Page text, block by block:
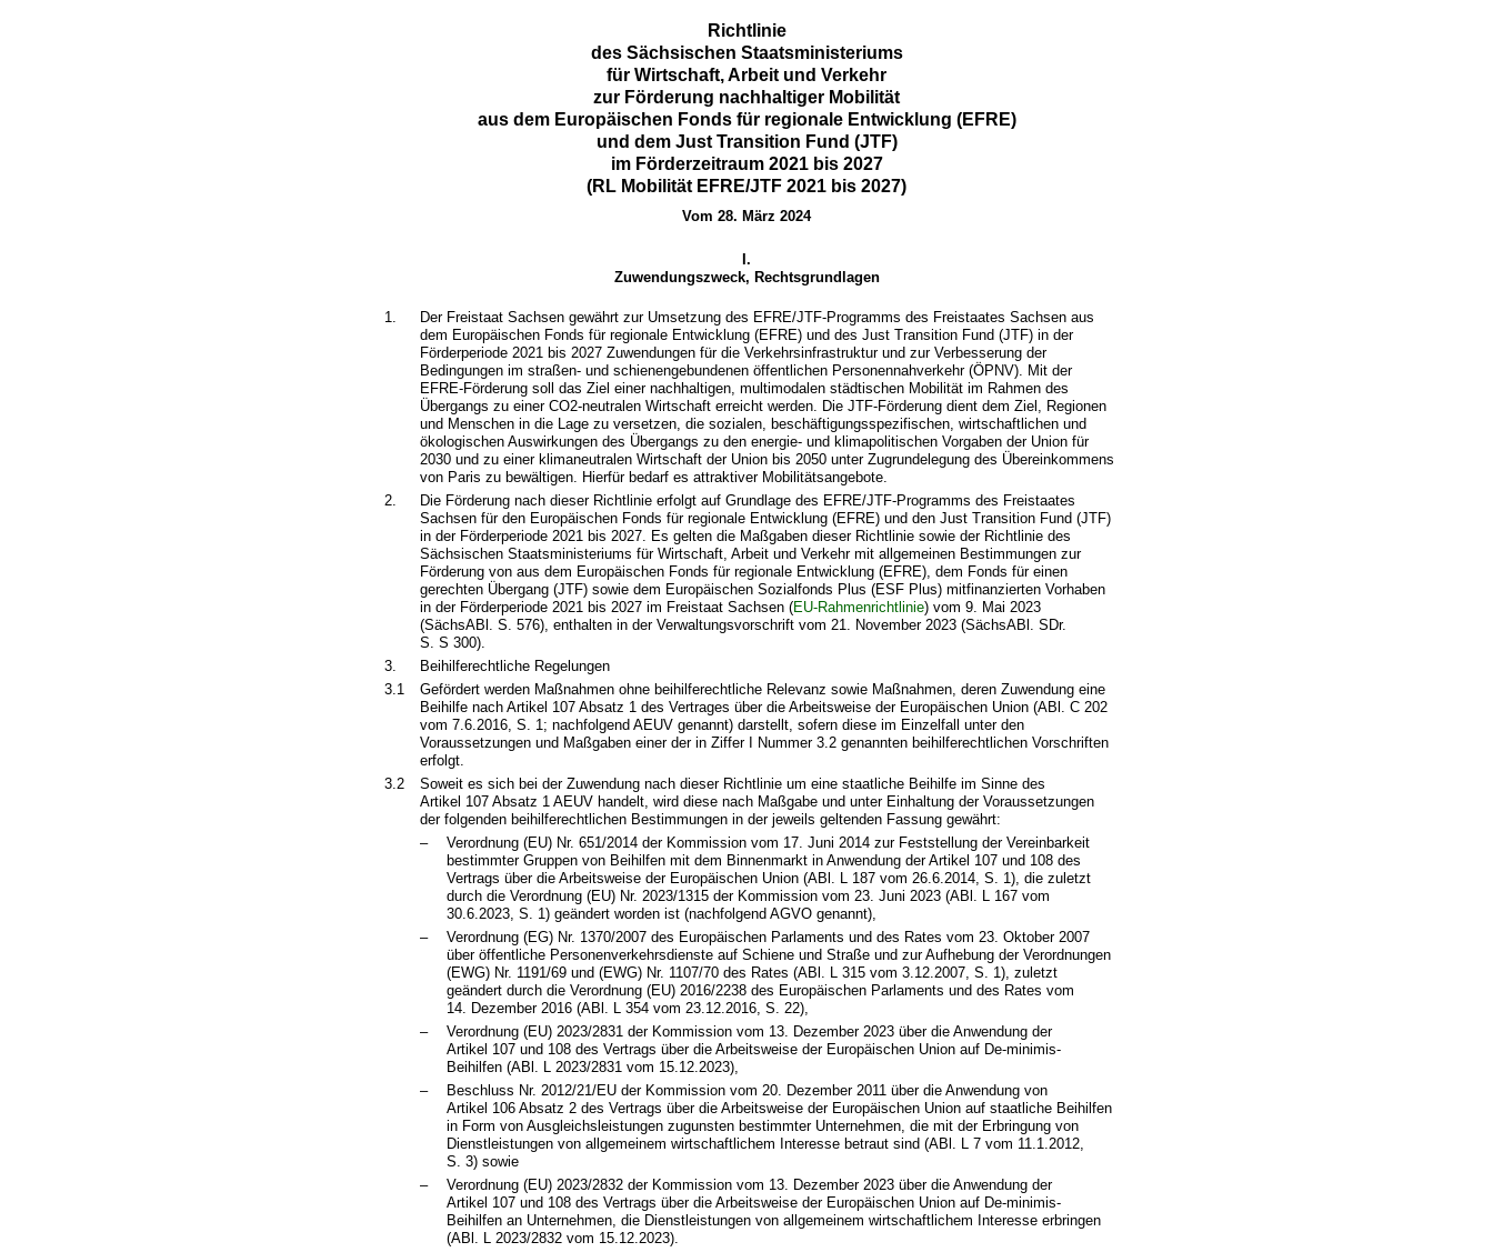
Richtlinie
des Sächsischen Staatsministeriums
für Wirtschaft, Arbeit und Verkehr
zur Förderung nachhaltiger Mobilität
aus dem Europäischen Fonds für regionale Entwicklung (EFRE)
und dem Just Transition Fund (JTF)
im Förderzeitraum 2021 bis 2027
(RL Mobilität EFRE/JTF 2021 bis 2027)
Vom 28. März 2024
I.
Zuwendungszweck, Rechtsgrundlagen
1.
Der Freistaat Sachsen gewährt zur Umsetzung des EFRE/JTF-Programms des Freistaates Sachsen aus
dem Europäischen Fonds für regionale Entwicklung (EFRE) und des Just Transition Fund (JTF) in der
Förderperiode 2021 bis 2027 Zuwendungen für die Verkehrsinfrastruktur und zur Verbesserung der
Bedingungen im straßen- und schienengebundenen öffentlichen Personennahverkehr (ÖPNV). Mit der
EFRE-Förderung soll das Ziel einer nachhaltigen, multimodalen städtischen Mobilität im Rahmen des
Übergangs zu einer CO2-neutralen Wirtschaft erreicht werden. Die JTF-Förderung dient dem Ziel, Regionen
und Menschen in die Lage zu versetzen, die sozialen, beschäftigungsspezifischen, wirtschaftlichen und
ökologischen Auswirkungen des Übergangs zu den energie- und klimapolitischen Vorgaben der Union für
2030 und zu einer klimaneutralen Wirtschaft der Union bis 2050 unter Zugrundelegung des Übereinkommens
von Paris zu bewältigen. Hierfür bedarf es attraktiver Mobilitätsangebote.
2.
Die Förderung nach dieser Richtlinie erfolgt auf Grundlage des EFRE/JTF-Programms des Freistaates
Sachsen für den Europäischen Fonds für regionale Entwicklung (EFRE) und den Just Transition Fund (JTF)
in der Förderperiode 2021 bis 2027. Es gelten die Maßgaben dieser Richtlinie sowie der Richtlinie des
Sächsischen Staatsministeriums für Wirtschaft, Arbeit und Verkehr mit allgemeinen Bestimmungen zur
Förderung von aus dem Europäischen Fonds für regionale Entwicklung (EFRE), dem Fonds für einen
gerechten Übergang (JTF) sowie dem Europäischen Sozialfonds Plus (ESF Plus) mitfinanzierten Vorhaben
in der Förderperiode 2021 bis 2027 im Freistaat Sachsen (EU-Rahmenrichtlinie) vom 9. Mai 2023
(SächsABl. S. 576), enthalten in der Verwaltungsvorschrift vom 21. November 2023 (SächsABl. SDr.
S. S 300).
3.
Beihilferechtliche Regelungen
3.1
Gefördert werden Maßnahmen ohne beihilferechtliche Relevanz sowie Maßnahmen, deren Zuwendung eine
Beihilfe nach Artikel 107 Absatz 1 des Vertrages über die Arbeitsweise der Europäischen Union (ABl. C 202
vom 7.6.2016, S. 1; nachfolgend AEUV genannt) darstellt, sofern diese im Einzelfall unter den
Voraussetzungen und Maßgaben einer der in Ziffer I Nummer 3.2 genannten beihilferechtlichen Vorschriften
erfolgt.
3.2
Soweit es sich bei der Zuwendung nach dieser Richtlinie um eine staatliche Beihilfe im Sinne des
Artikel 107 Absatz 1 AEUV handelt, wird diese nach Maßgabe und unter Einhaltung der Voraussetzungen
der folgenden beihilferechtlichen Bestimmungen in der jeweils geltenden Fassung gewährt:
–
Verordnung (EU) Nr. 651/2014 der Kommission vom 17. Juni 2014 zur Feststellung der Vereinbarkeit
bestimmter Gruppen von Beihilfen mit dem Binnenmarkt in Anwendung der Artikel 107 und 108 des
Vertrags über die Arbeitsweise der Europäischen Union (ABl. L 187 vom 26.6.2014, S. 1), die zuletzt
durch die Verordnung (EU) Nr. 2023/1315 der Kommission vom 23. Juni 2023 (ABl. L 167 vom
30.6.2023, S. 1) geändert worden ist (nachfolgend AGVO genannt),
–
Verordnung (EG) Nr. 1370/2007 des Europäischen Parlaments und des Rates vom 23. Oktober 2007
über öffentliche Personenverkehrsdienste auf Schiene und Straße und zur Aufhebung der Verordnungen
(EWG) Nr. 1191/69 und (EWG) Nr. 1107/70 des Rates (ABl. L 315 vom 3.12.2007, S. 1), zuletzt
geändert durch die Verordnung (EU) 2016/2238 des Europäischen Parlaments und des Rates vom
14. Dezember 2016 (ABl. L 354 vom 23.12.2016, S. 22),
–
Verordnung (EU) 2023/2831 der Kommission vom 13. Dezember 2023 über die Anwendung der
Artikel 107 und 108 des Vertrags über die Arbeitsweise der Europäischen Union auf De-minimis-
Beihilfen (ABl. L 2023/2831 vom 15.12.2023),
–
Beschluss Nr. 2012/21/EU der Kommission vom 20. Dezember 2011 über die Anwendung von
Artikel 106 Absatz 2 des Vertrags über die Arbeitsweise der Europäischen Union auf staatliche Beihilfen
in Form von Ausgleichsleistungen zugunsten bestimmter Unternehmen, die mit der Erbringung von
Dienstleistungen von allgemeinem wirtschaftlichem Interesse betraut sind (ABl. L 7 vom 11.1.2012,
S. 3) sowie
–
Verordnung (EU) 2023/2832 der Kommission vom 13. Dezember 2023 über die Anwendung der
Artikel 107 und 108 des Vertrags über die Arbeitsweise der Europäischen Union auf De-minimis-
Beihilfen an Unternehmen, die Dienstleistungen von allgemeinem wirtschaftlichem Interesse erbringen
(ABl. L 2023/2832 vom 15.12.2023).